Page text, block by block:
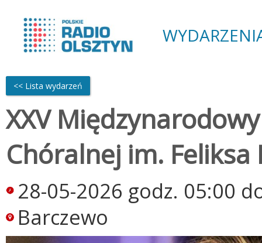
<< Lista wydarzeń
XXV
Chóralnej im.
28-05-2026 godz. 05:00
Barczewo